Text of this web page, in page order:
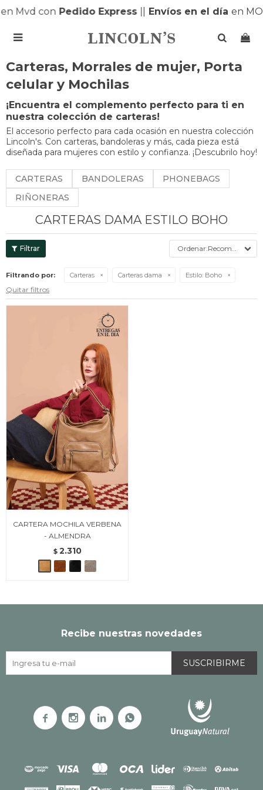
Mvd conPedido Express| Envíos en el día en

Carteras, Morrales de mujer, Porta
celular y Mochilas
¡Encuentra el complemento perfecto para ti en
nuestra colección de carteras!
El accesorio perfecto para cada ocasión en nuestra colección
Lincoln's. Con carteras, bandoleras y más, cada pieza está
diseñada para mujeres con estilo y confianza. ¡Descubrilo hoy!
CARTERAS BANDOLERAS
PHONEBAGS
RIÑONERAS
CARTERAS DAMA ESTILO BOHO
Recomendados
Filtrando por: Carteras Carteras dama Estilo: Boho
Quitar filtros
CARTERA MOCHILA VERBENA
- ALMENDRA
$ 2.310
Recibe nuestras novedades
SUSCRIBIRME
   